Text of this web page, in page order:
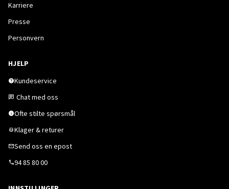
Karriere
Presse
Personvern
HJELP
Kundeservice
Chat med oss
Ofte stilte spørsmål
Klager & returer
Send oss en epost
94 85 80 00